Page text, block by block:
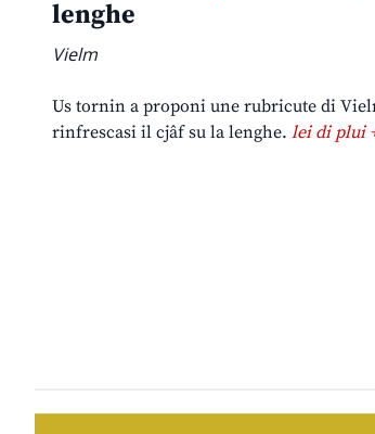
lenghe
Vielm
Us tornin a proponi une rubricute di
rinfrescasi il cjâf su la lenghe. lei di plui